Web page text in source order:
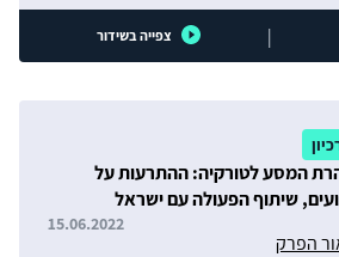
| צפייה בשידור
המסע לטורקיה: ההתרעות על
שיתוף הפעולה עם ישראל
הפרק
15.06.2022